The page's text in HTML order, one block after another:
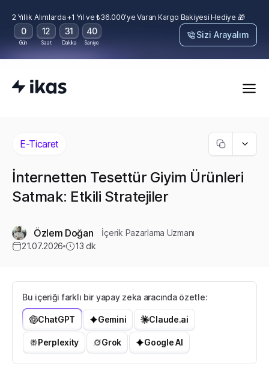
2 Yıllık Alımlarda +1 Yıl ve ₺36.000’ye Varan Kargo Bakiyesi Hediye 🎁
0
Gün
12
Saat
31
Dakika
38
Saniye
Sizi Arayalım
E-Ticaret
İnternetten Tesettür Giyim Ürünleri
Satmak: Etkili Stratejiler
Özlem Doğan
İçerik Pazarlama Uzmanı
21.07.2026
13 dk
Bu içeriği farklı bir yapay zeka aracında özetle:
ChatGPT Gemini Claude.ai
Perplexity Grok Google AI